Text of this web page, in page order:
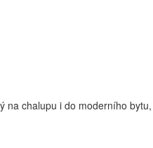
na chalupu i do moderního